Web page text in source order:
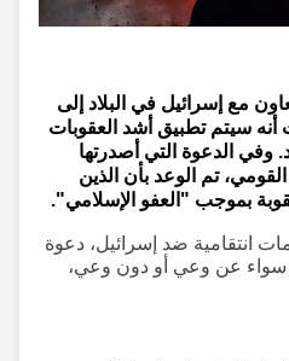
مع إسرائيل في البلاد إلى
سيتم تطبيق أشد العقوبات
الدعوة التي أصدرتها
تم الوعد بأن الذين
بموجب "العفو الإسلامي".
انتقامية ضد إسرائيل، دعوة
عن وعي أو دون وعي،